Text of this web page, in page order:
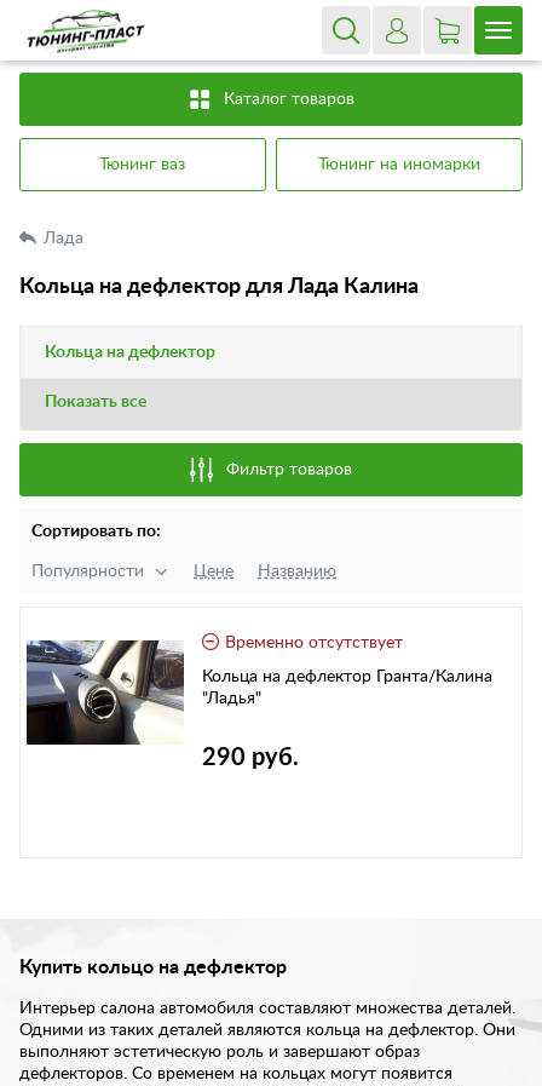
Каталог товаров
Тюнинг ваз Тюнинг на иномарки
Лада
Кольца на дефлектор для Лада Калина
Кольца на дефлектор
Показать все
Фильтр товаров
Сортировать по:
Популярности Цене Названию
Временно отсутствует
Кольца на дефлектор Гранта/Калина
"Ладья"
290 руб.
Купить кольцо на дефлектор
Интерьер салона автомобиля составляют множества деталей.
Одними из таких деталей являются кольца на дефлектор. Они
выполняют эстетическую роль и завершают образ
дефлекторов. Со временем на кольцах могут появится